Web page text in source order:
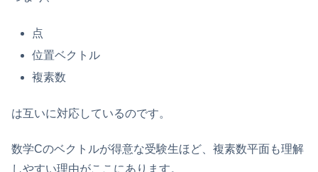
点
位置ベクトル
複素数
は互いに対応しているのです。
数学Cのベクトルが得意な受験生ほど、複素数平面も理解
しやすい理由がここにあります。